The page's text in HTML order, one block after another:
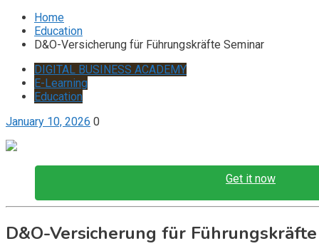
Home
Education
D&O-Versicherung für Führungskräfte Seminar
DIGITAL BUSINESS ACADEMY
E-Learning
Education
January 10, 2026 0
Get it now
D&O-Versicherung für